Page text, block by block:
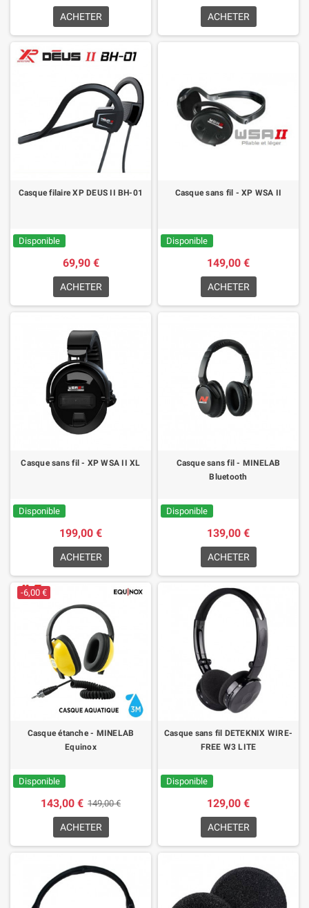
ACHETER ACHETER
Casque filaire XP DEUS II BH-01
Disponible
69,90 €
ACHETER
Casque sans fil - XP WSA II
Disponible
149,00 €
ACHETER
Casque sans fil - XP WSA II XL
Disponible
199,00 €
ACHETER
Casque sans fil - MINELAB
Bluetooth
Disponible
139,00 €
ACHETER
-6,00 €
Casque étanche - MINELAB
Equinox
Disponible
143,00 € 149,00 €
ACHETER
Casque sans fil DETEKNIX WIRE-
FREE W3 LITE
Disponible
129,00 €
ACHETER